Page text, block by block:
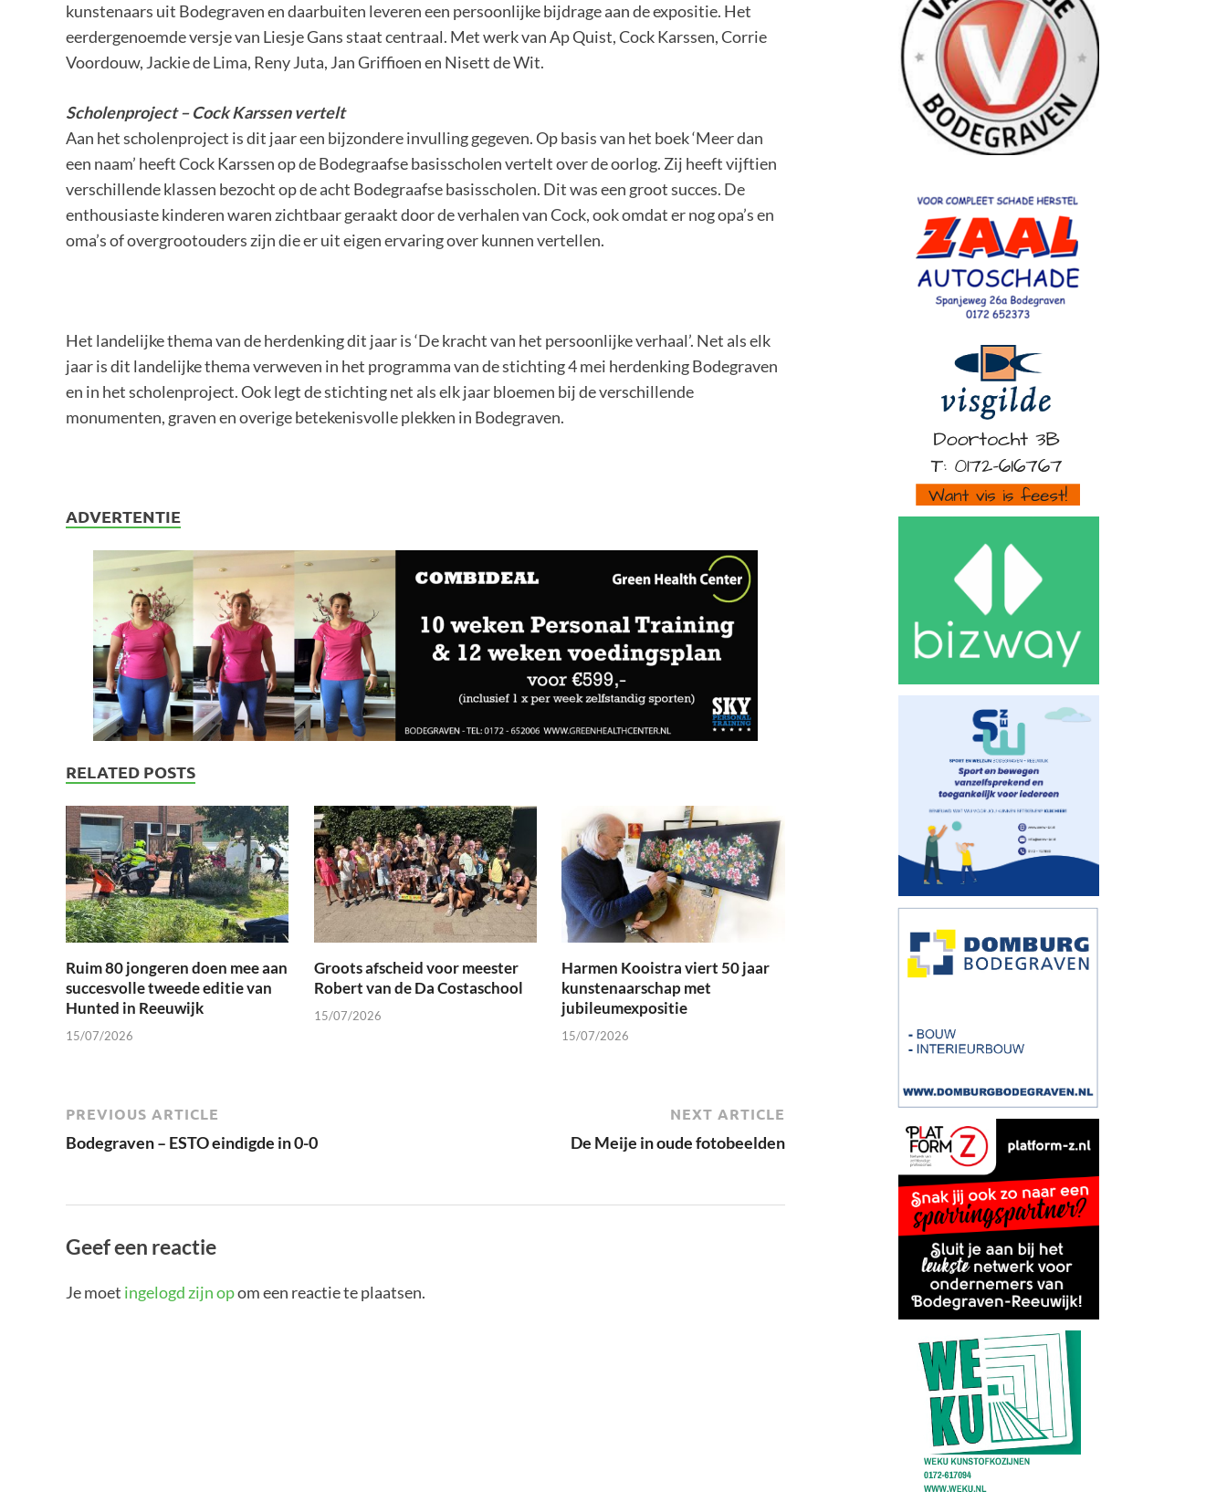
kunstenaars uit Bodegraven en daarbuiten leveren een persoonlijke bijdrage aan de expositie. Het
eerdergenoemde versje van Liesje Gans staat centraal. Met werk van Ap Quist, Cock Karssen, Corrie
Voordouw, Jackie de Lima, Reny Juta, Jan Griffioen en Nisett de Wit.
Scholenproject – Cock Karssen vertelt
Aan het scholenproject is dit jaar een bijzondere invulling gegeven. Op basis van het boek ‘Meer dan
een naam’ heeft Cock Karssen op de Bodegraafse basisscholen vertelt over de oorlog. Zij heeft vijftien
verschillende klassen bezocht op de acht Bodegraafse basisscholen. Dit was een groot succes. De
enthousiaste kinderen waren zichtbaar geraakt door de verhalen van Cock, ook omdat er nog opa’s en
oma’s of overgrootouders zijn die er uit eigen ervaring over kunnen vertellen.
Het landelijke thema van de herdenking dit jaar is ‘De kracht van het persoonlijke verhaal’. Net als elk
jaar is dit landelijke thema verweven in het programma van de stichting 4 mei herdenking Bodegraven
en in het scholenproject. Ook legt de stichting net als elk jaar bloemen bij de verschillende
monumenten, graven en overige betekenisvolle plekken in Bodegraven.
ADVERTENTIE
RELATED POSTS
Ruim 80 jongeren doen mee aan
succesvolle tweede editie van
Hunted in Reeuwijk
15/07/2026
Groots afscheid voor meester
Robert van de Da Costaschool
15/07/2026
Harmen Kooistra viert 50 jaar
kunstenaarschap met
jubileumexpositie
15/07/2026
PREVIOUS ARTICLE
Bodegraven – ESTO eindigde in 0-0
NEXT ARTICLE
De Meije in oude fotobeelden
Geef een reactie
Je moet ingelogd zijn opom een reactie te plaatsen.